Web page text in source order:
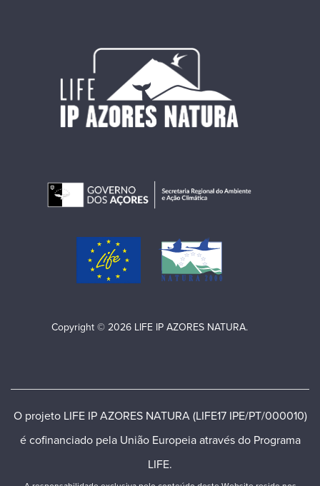
Copyright © 2026 LIFE IP AZORES NATURA.
O projeto LIFE IP AZORES NATURA (LIFE17 IPE/PT/000010)
é cofinanciado pela União Europeia através do Programa
LIFE.